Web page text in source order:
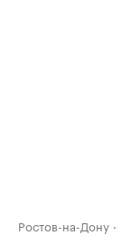
Ростов-на-Дону